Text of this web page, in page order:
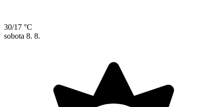
30/17 °C
sobota 8. 8.